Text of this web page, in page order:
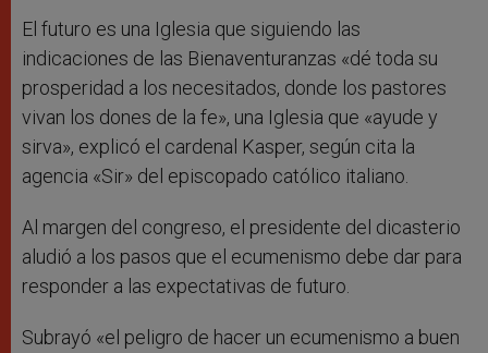
El futuro es una Iglesia que siguiendo las
indicaciones de las Bienaventuranzas «dé toda su
prosperidad a los necesitados, donde los pastores
vivan los dones de la fe», una Iglesia que «ayude y
sirva», explicó el cardenal Kasper, según cita la
agencia «Sir» del episcopado católico italiano.
Al margen del congreso, el presidente del dicasterio
aludió a los pasos que el ecumenismo debe dar para
responder a las expectativas de futuro.
Subrayó «el peligro de hacer un ecumenismo a buen